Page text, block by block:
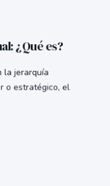
¿Qué es?
la jerarquía
o estratégico, el